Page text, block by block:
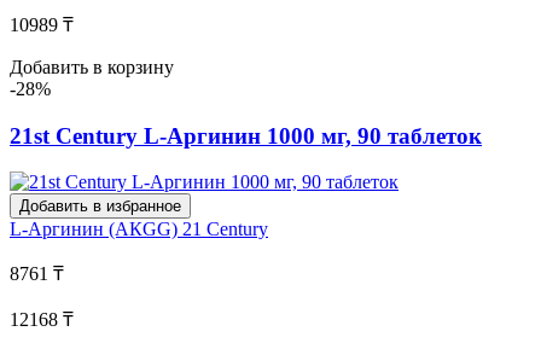
10989 ₸
Добавить в корзину
-28%
21st Century L-Аргинин 1000 мг, 90 таблеток
Добавить в избранное
L-Аргинин (АКGG) 21 Century
8761 ₸
12168 ₸